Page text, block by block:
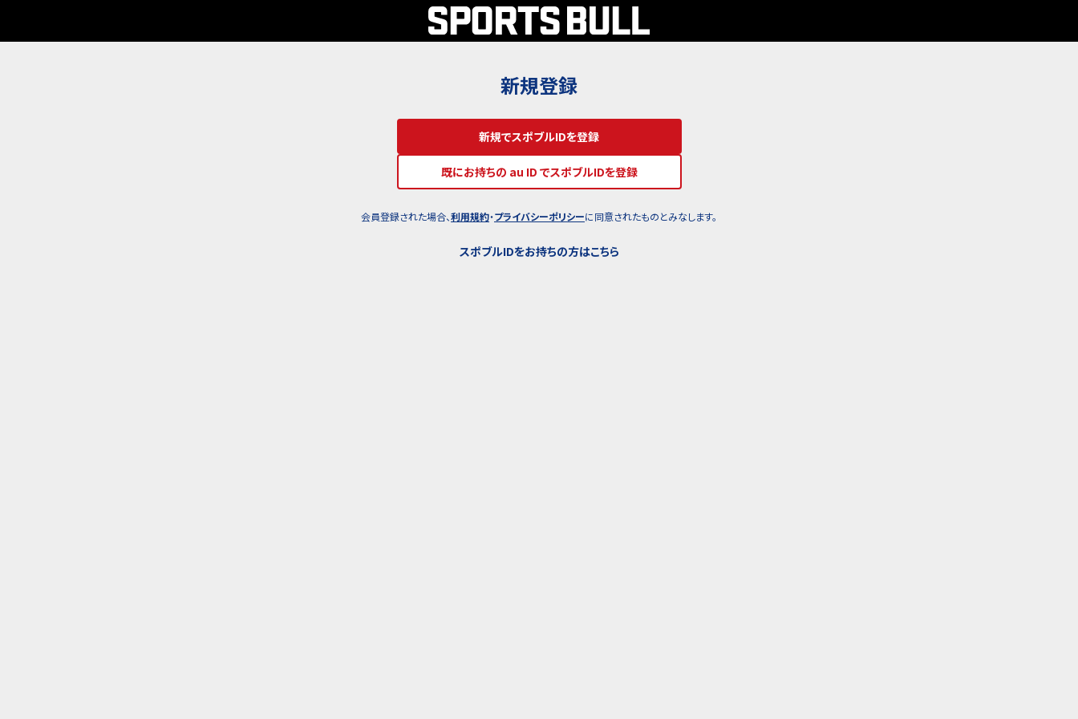
新規登録
新規でスポブルIDを登録
既にお持ちの au ID でスポブルIDを登録
会員登録された場合、利用規約・プライバシーポリシーに同意されたものとみなします。
スポブルIDをお持ちの方はこちら